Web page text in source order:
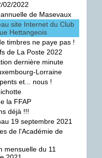
02/2022
de Masevaux
site Internet du Club
Hettangeois
timbres ne paye pas !
de La Poste 2022
dernière minute
Lorraine
et... nous !
la FFAP
déjà !!!
19 septembre 2021
de l'Académie de
mensuelle du 11